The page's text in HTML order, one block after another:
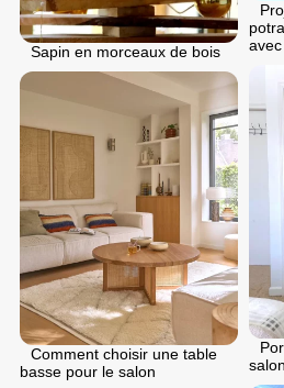
Sapin en morceaux de bois
Comment choisir une table
basse pour le salon